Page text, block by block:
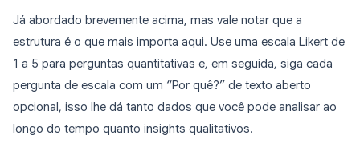
Já abordado brevemente acima, mas vale notar que a
estrutura é o que mais importa aqui. Use uma escala Likert de
1 a 5 para perguntas quantitativas e, em seguida, siga cada
pergunta de escala com um “Por quê?” de texto aberto
opcional, isso lhe dá tanto dados que você pode analisar ao
longo do tempo quanto insights qualitativos.